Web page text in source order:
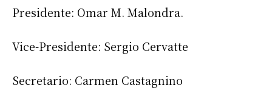
Presidente: Omar M. Malondra.
Vice-Presidente: Sergio Cervatte
Secretario: Carmen Castagnino